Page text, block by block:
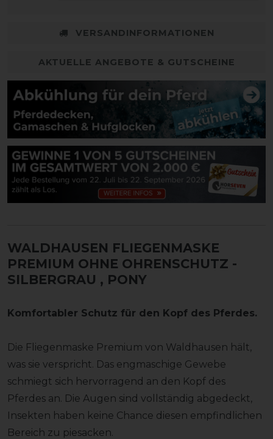
VERSANDINFORMATIONEN
AKTUELLE ANGEBOTE & GUTSCHEINE
WALDHAUSEN FLIEGENMASKE
PREMIUM OHNE OHRENSCHUTZ -
SILBERGRAU , PONY
Komfortabler Schutz für den Kopf des Pferdes.
Die Fliegenmaske Premium von Waldhausen hält,
was sie verspricht. Das engmaschige Gewebe
schmiegt sich hervorragend an den Kopf des
Pferdes an. Die Augen sind vollständig abgedeckt,
Insekten haben keine Chance diesen empfindlichen
Bereich zu piesacken.